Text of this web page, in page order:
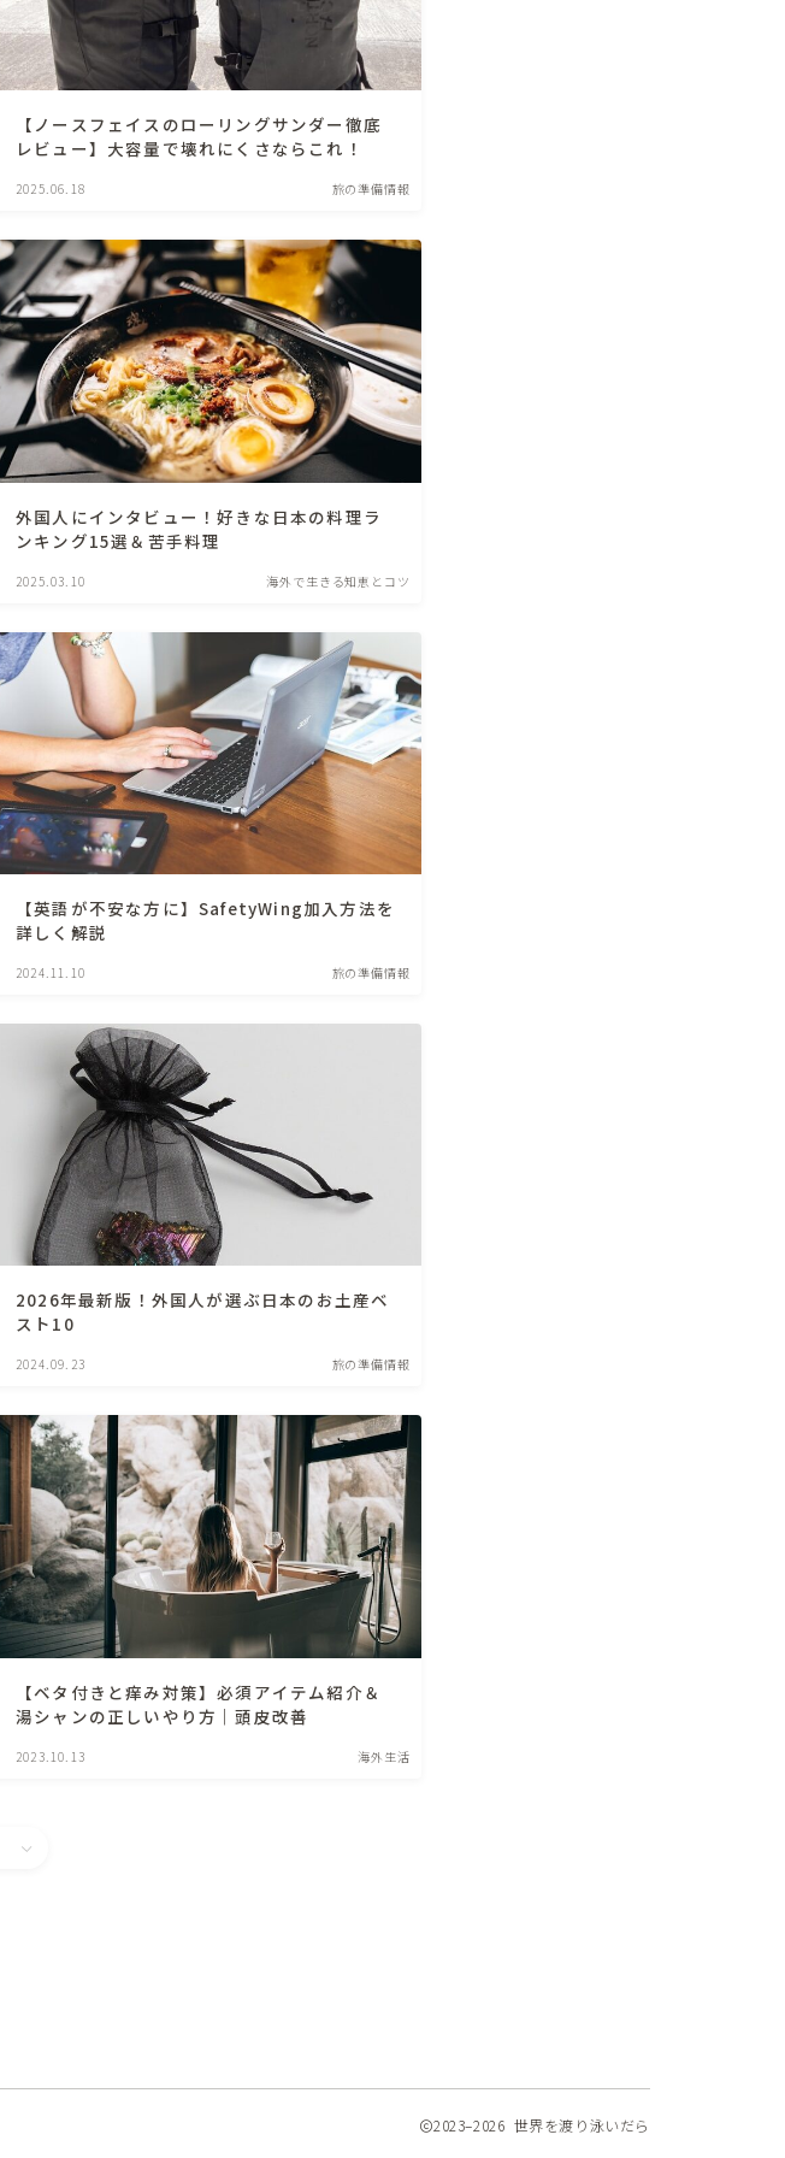
【ノースフェイスのローリングサンダー徹底
レビュー】大容量で壊れにくさならこれ！
2025.06.18 旅の準備情報
外国人にインタビュー！好きな日本の料理ラ
ンキング15選＆苦手料理
2025.03.10 海外で生きる知恵とコツ
【英語が不安な方に】SafetyWing加入方法を
詳しく解説
2024.11.10 旅の準備情報
2026年最新版！外国人が選ぶ日本のお土産ベ
スト10
2024.09.23 旅の準備情報
【ベタ付きと痒み対策】必須アイテム紹介＆
湯シャンの正しいやり方｜頭皮改善
2023.10.13 海外生活
2023–2026 世界を渡り泳いだら